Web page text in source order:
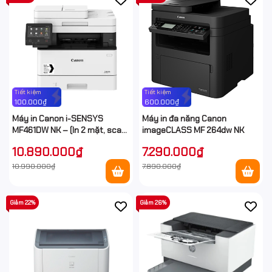
Tiết kiệm
100.000₫
Máy in Canon i-SENSYS
MF461DW NK – (In 2 mặt, scan
10.890.000₫
10.990.000₫
Tiết kiệm
600.000₫
Máy in đa năng Canon
imageCLASS MF 264dw NK
7.290.000₫
7.890.000₫
Giảm 22% Giảm 26%